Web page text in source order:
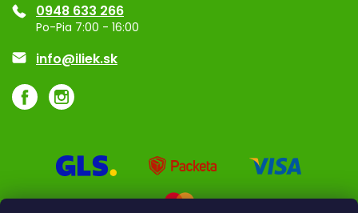
Značky0948 633 266
Po-Pia 7:00 - 16:00
info@iliek.sk